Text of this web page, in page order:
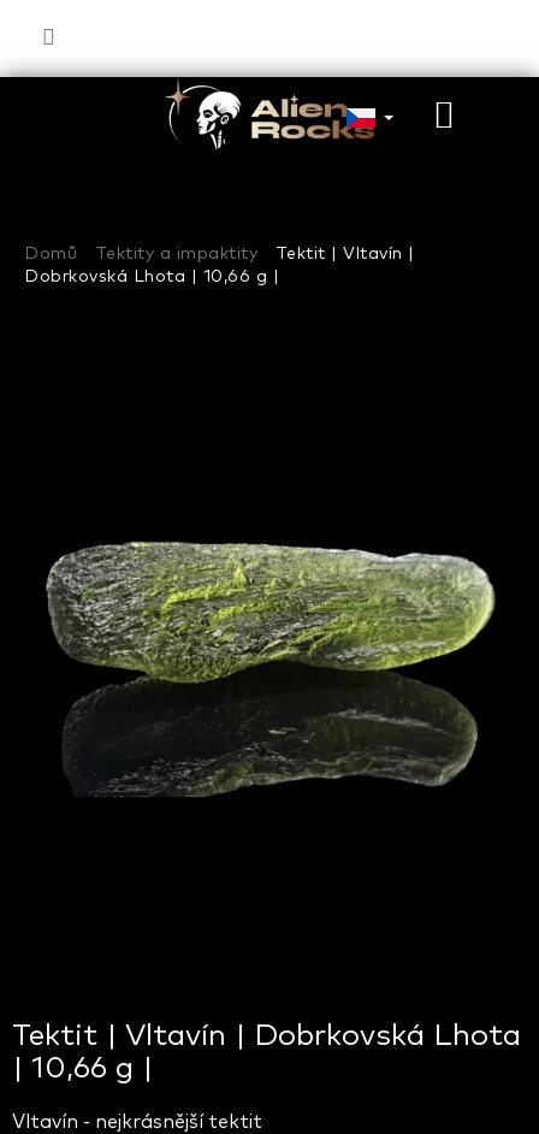
Domů Tektity a impaktity
Tektit | Vltavín |
Dobrkovská Lhota | 10,66 g |
Tektit | Vltavín | Dobrkovská Lhota
| 10,66 g |
Vltavín - nejkrásnější tektit